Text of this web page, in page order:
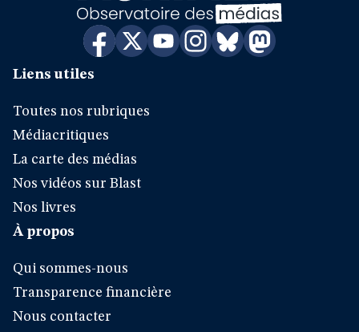
Liens utiles
Toutes nos rubriques
Médiacritiques
La carte des médias
Nos vidéos sur Blast
Nos livres
À propos
Qui sommes-nous
Transparence financière
Nous contacter